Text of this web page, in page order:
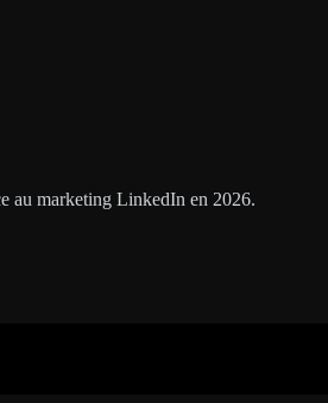
au marketing LinkedIn en 2026.